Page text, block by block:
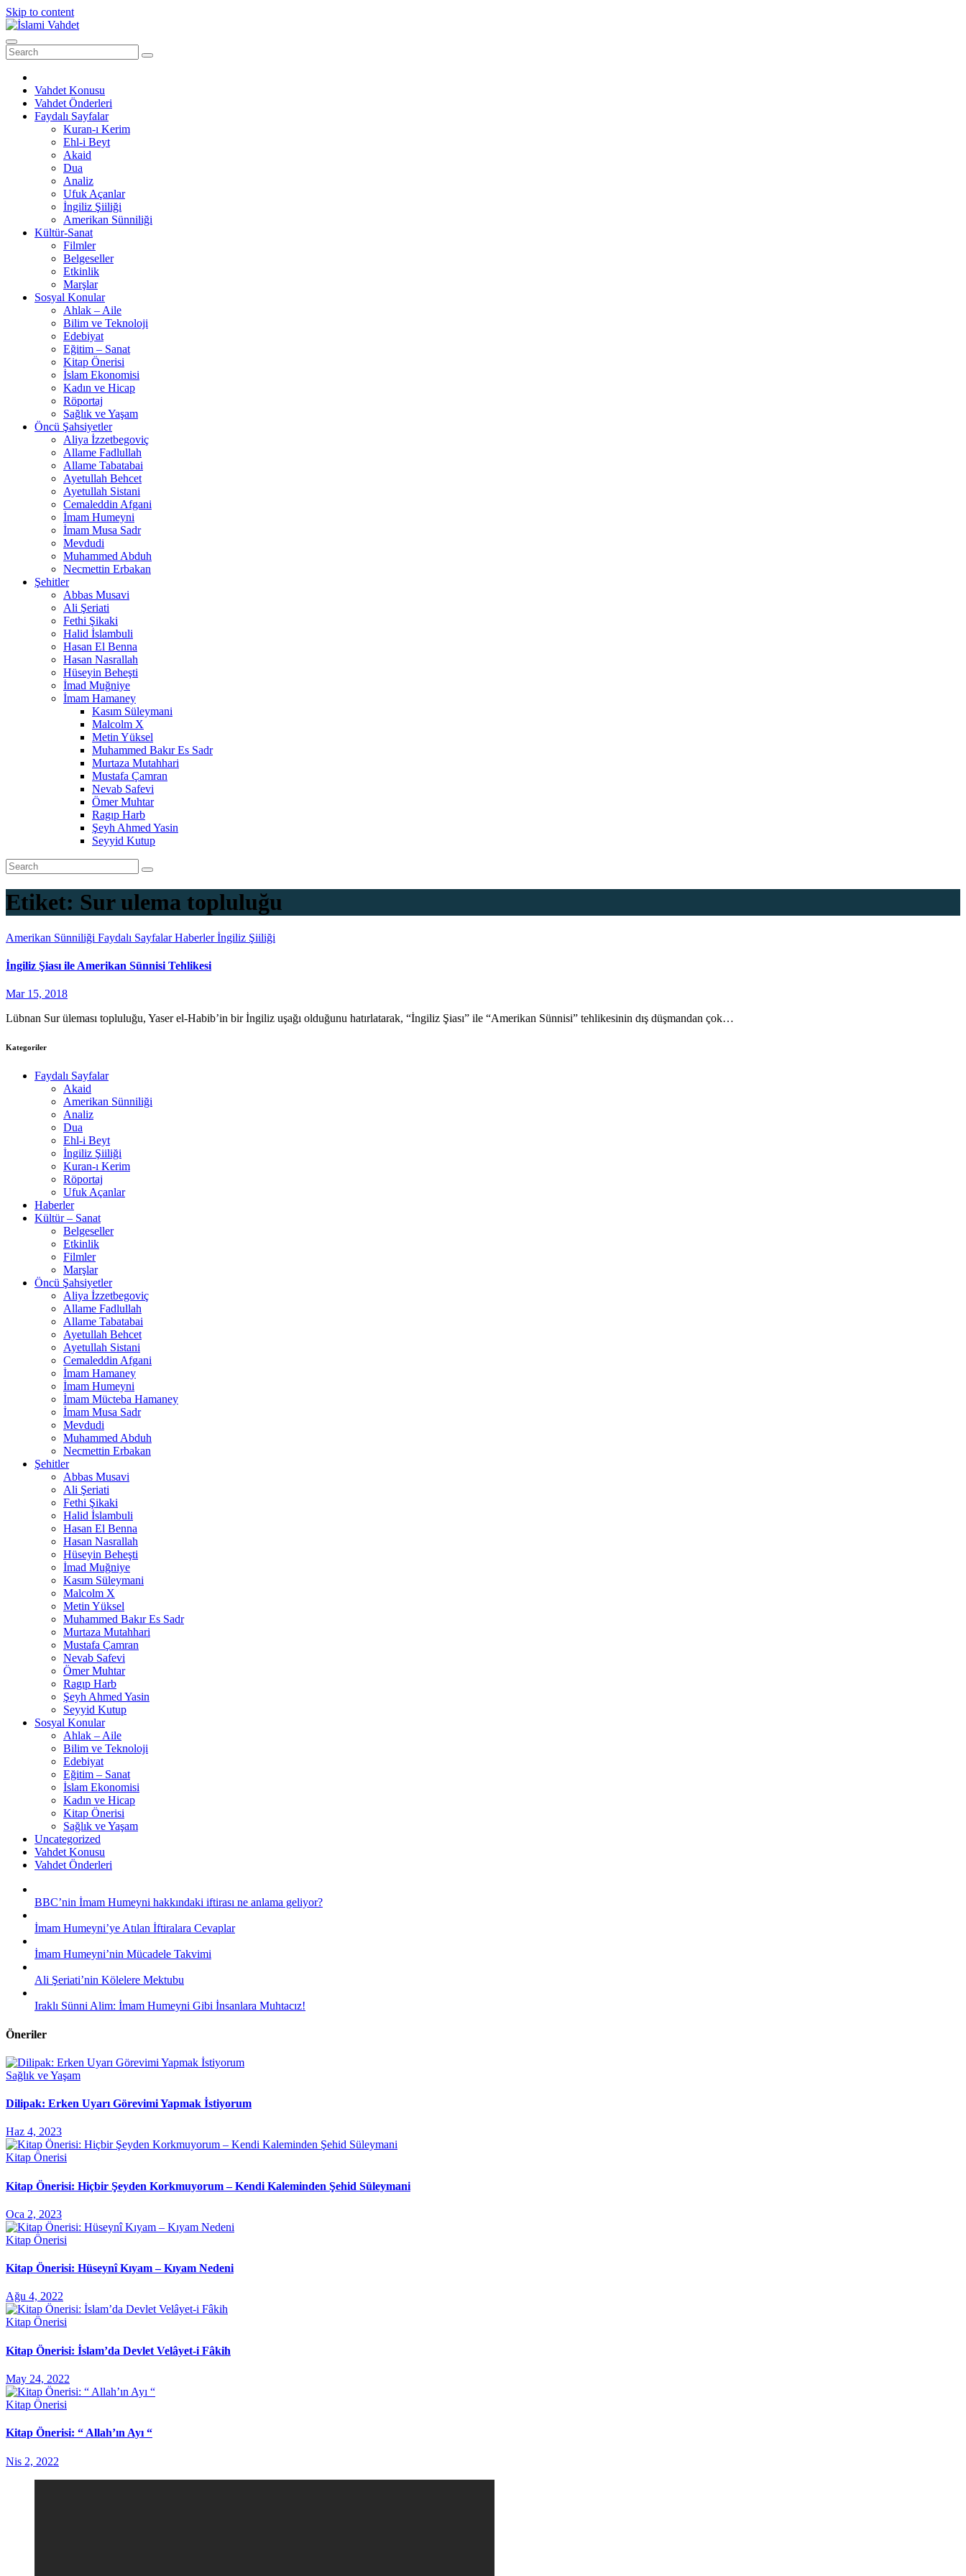
Skip to content
Vahdet Konusu
Vahdet Önderleri
Faydalı Sayfalar
Kuran-ı Kerim
Ehl-i Beyt
Akaid
Dua
Analiz
Ufuk Açanlar
İngiliz Şiiliği
Amerikan Sünniliği
Kültür-Sanat
Filmler
Belgeseller
Etkinlik
Marşlar
Sosyal Konular
Ahlak – Aile
Bilim ve Teknoloji
Edebiyat
Eğitim – Sanat
Kitap Önerisi
İslam Ekonomisi
Kadın ve Hicap
Röportaj
Sağlık ve Yaşam
Öncü Şahsiyetler
Aliya İzzetbegoviç
Allame Fadlullah
Allame Tabatabai
Ayetullah Behcet
Ayetullah Sistani
Cemaleddin Afgani
İmam Humeyni
İmam Musa Sadr
Mevdudi
Muhammed Abduh
Necmettin Erbakan
Şehitler
Abbas Musavi
Ali Şeriati
Fethi Şikaki
Halid İslambuli
Hasan El Benna
Hasan Nasrallah
Hüseyin Beheşti
İmad Muğniye
İmam Hamaney
Kasım Süleymani
Malcolm X
Metin Yüksel
Muhammed Bakır Es Sadr
Murtaza Mutahhari
Mustafa Çamran
Nevab Safevi
Ömer Muhtar
Ragıp Harb
Şeyh Ahmed Yasin
Seyyid Kutup
Etiket: Sur ulema topluluğu
Amerikan Sünniliği Faydalı SayfalarHaberlerİngiliz Şiiliği
İngiliz Şiası ile Amerikan Sünnisi Tehlikesi
Mar 15, 2018
Lübnan Sur üleması topluluğu, Yaser el-Habib’in bir İngiliz uşağı olduğunu hatırlatarak, “İngiliz Şiası” ile “Amerikan Sünnisi” tehlikesinin dış düşmandan çok…
Kategoriler
Faydalı Sayfalar
Akaid
Amerikan Sünniliği
Analiz
Dua
Ehl-i Beyt
İngiliz Şiiliği
Kuran-ı Kerim
Röportaj
Ufuk Açanlar
Haberler
Kültür – Sanat
Belgeseller
Etkinlik
Filmler
Marşlar
Öncü Şahsiyetler
Aliya İzzetbegoviç
Allame Fadlullah
Allame Tabatabai
Ayetullah Behcet
Ayetullah Sistani
Cemaleddin Afgani
İmam Hamaney
İmam Humeyni
İmam Mücteba Hamaney
İmam Musa Sadr
Mevdudi
Muhammed Abduh
Necmettin Erbakan
Şehitler
Abbas Musavi
Ali Şeriati
Fethi Şikaki
Halid İslambuli
Hasan El Benna
Hasan Nasrallah
Hüseyin Beheşti
İmad Muğniye
Kasım Süleymani
Malcolm X
Metin Yüksel
Muhammed Bakır Es Sadr
Murtaza Mutahhari
Mustafa Çamran
Nevab Safevi
Ömer Muhtar
Ragıp Harb
Şeyh Ahmed Yasin
Seyyid Kutup
Sosyal Konular
Ahlak – Aile
Bilim ve Teknoloji
Edebiyat
Eğitim – Sanat
İslam Ekonomisi
Kadın ve Hicap
Kitap Önerisi
Sağlık ve Yaşam
Uncategorized
Vahdet Konusu
Vahdet Önderleri
BBC’nin İmam Humeyni hakkındaki iftirası ne anlama geliyor?
İmam Humeyni’ye Atılan İftiralara Cevaplar
İmam Humeyni’nin Mücadele Takvimi
Ali Şeriati’nin Kölelere Mektubu
Iraklı Sünni Alim: İmam Humeyni Gibi İnsanlara Muhtacız!
Öneriler
Sağlık ve Yaşam
Dilipak: Erken Uyarı Görevimi Yapmak İstiyorum
Haz 4, 2023
Kitap Önerisi
Kitap Önerisi: Hiçbir Şeyden Korkmuyorum – Kendi Kaleminden Şehid Süleymani
Oca 2, 2023
Kitap Önerisi
Kitap Önerisi: Hüseynî Kıyam – Kıyam Nedeni
Ağu 4, 2022
Kitap Önerisi
Kitap Önerisi: İslam’da Devlet Velâyet-i Fâkih
May 24, 2022
Kitap Önerisi
Kitap Önerisi: “ Allah’ın Ayı “
Nis 2, 2022